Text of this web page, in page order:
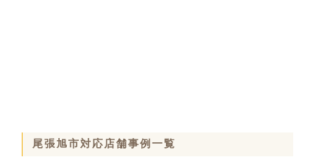
尾張旭市対応店舗事例一覧